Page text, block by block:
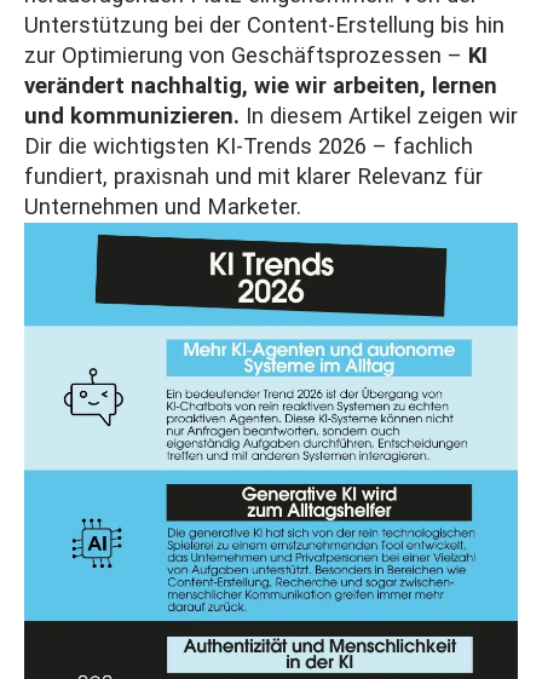
Unterstützung bei der Content-Erstellung bis hin
zur Optimierung von Geschäftsprozessen – KI
verändert nachhaltig, wie wir arbeiten, lernen
und kommunizieren. In diesem Artikel zeigen wir
Dir die wichtigsten KI‑Trends 2026 – fachlich
fundiert, praxisnah und mit klarer Relevanz für
Unternehmen und Marketer.